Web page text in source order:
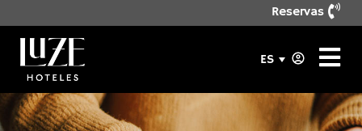
Reservas
ES